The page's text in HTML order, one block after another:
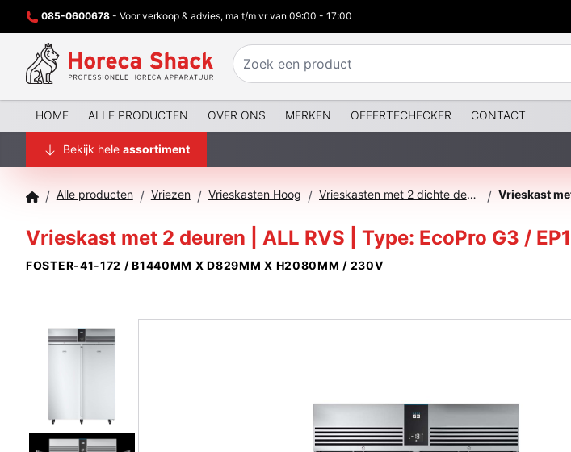
085-0600678 - Voor verkoop & advies, ma t/m vr van 09:00 - 17:00
HOME ALLE PRODUCTEN OVER ONS MERKEN OFFERTECHECKER CONTACT
Bekijk hele assortiment
/ Alle producten / Vriezen / Vrieskasten Hoog / Vrieskasten met 2 dichte deuren /
Vrieskast met 2 deuren | ALL RVS | Type: EcoPro G3 /
FOSTER-41-172 / B1440MM X D829MM X H2080MM / 230V